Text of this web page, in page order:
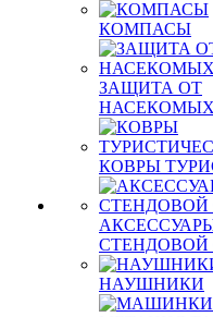
КОМПАСЫ
ЗАЩИТА ОТ
НАСЕКОМЫХ
КОВРЫ
СТЕНДОВОЙ
НАУШНИКИ